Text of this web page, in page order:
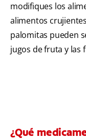
modifiques los
alimentos
palomitas pueden
jugos de fruta y las
¿Qué